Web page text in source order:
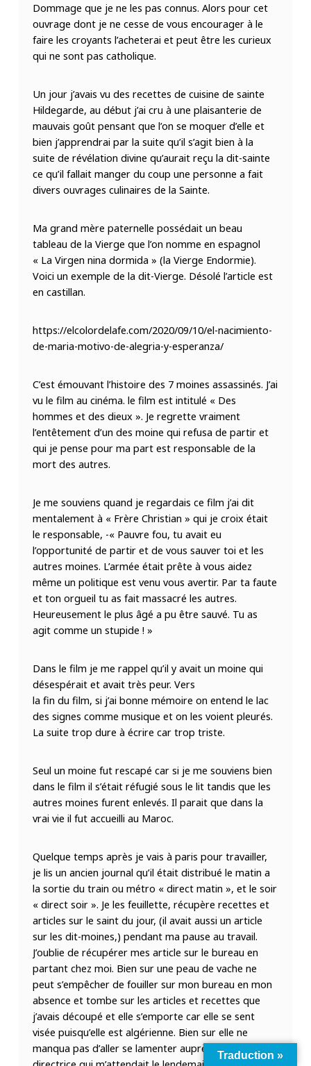
Dommage que je ne les pas connus. Alors pour cet
ouvrage dont je ne cesse de vous encourager à le
faire les croyants l’acheterai et peut être les curieux
qui ne sont pas catholique.
Un jour j’avais vu des recettes de cuisine de sainte
Hildegarde, au début j’ai cru à une plaisanterie de
mauvais goût pensant que l’on se moquer d’elle et
bien j’apprendrai par la suite qu’il s’agit bien à la
suite de révélation divine qu’aurait reçu la dit-sainte
ce qu’il fallait manger du coup une personne a fait
divers ouvrages culinaires de la Sainte.
Ma grand mère paternelle possédait un beau
tableau de la Vierge que l’on nomme en espagnol
« La Virgen nina dormida » (la Vierge Endormie).
Voici un exemple de la dit-Vierge. Désolé l’article est
en castillan.
https://elcolordelafe.com/2020/09/10/el-nacimiento-
de-maria-motivo-de-alegria-y-esperanza/
C’est émouvant l’histoire des 7 moines assassinés. J’ai
vu le film au cinéma. le film est intitulé « Des
hommes et des dieux ». Je regrette vraiment
l’entêtement d’un des moine qui refusa de partir et
qui je pense pour ma part est responsable de la
mort des autres.
Je me souviens quand je regardais ce film j’ai dit
mentalement à « Frère Christian » qui je croix était
le responsable, -« Pauvre fou, tu avait eu
l’opportunité de partir et de vous sauver toi et les
autres moines. L’armée était prête à vous aidez
même un politique est venu vous avertir. Par ta faute
et ton orgueil tu as fait massacré les autres.
Heureusement le plus âgé a pu être sauvé. Tu as
agit comme un stupide ! »
Dans le film je me rappel qu’il y avait un moine qui
désespérait et avait très peur. Vers
la fin du film, si j’ai bonne mémoire on entend le lac
des signes comme musique et on les voient pleurés.
La suite trop dure à écrire car trop triste.
Seul un moine fut rescapé car si je me souviens bien
dans le film il s’était réfugié sous le lit tandis que les
autres moines furent enlevés. Il parait que dans la
vrai vie il fut accueilli au Maroc.
Quelque temps après je vais à paris pour travailler,
je lis un ancien journal qu’il était distribué le matin a
la sortie du train ou métro « direct matin », et le soir
« direct soir ». Je les feuillette, récupère recettes et
articles sur le saint du jour, (il avait aussi un article
sur les dit-moines,) pendant ma pause au travail.
J’oublie de récupérer mes article sur le bureau en
partant chez moi. Bien sur une peau de vache ne
peut s’empêcher de fouiller sur mon bureau en mon
absence et tombe sur les articles et recettes que
j’avais découpé et elle s’emporte car elle se sent
visée puisqu’elle est algérienne. Bien sur elle ne
manqua pas d’aller se lamenter auprès de la
Traduction »